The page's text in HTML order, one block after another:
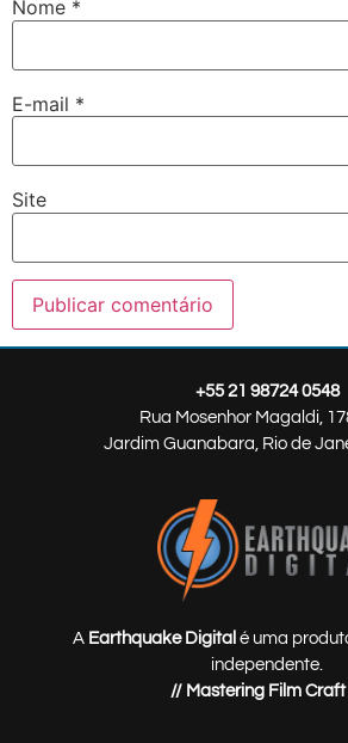
Nome *
E-mail *
Site
+55 21 98724 0548
Rua Mosenhor Magaldi,
Jardim Guanabara, Rio de
A Earthquake Digital é uma
independente.
// Mastering Film